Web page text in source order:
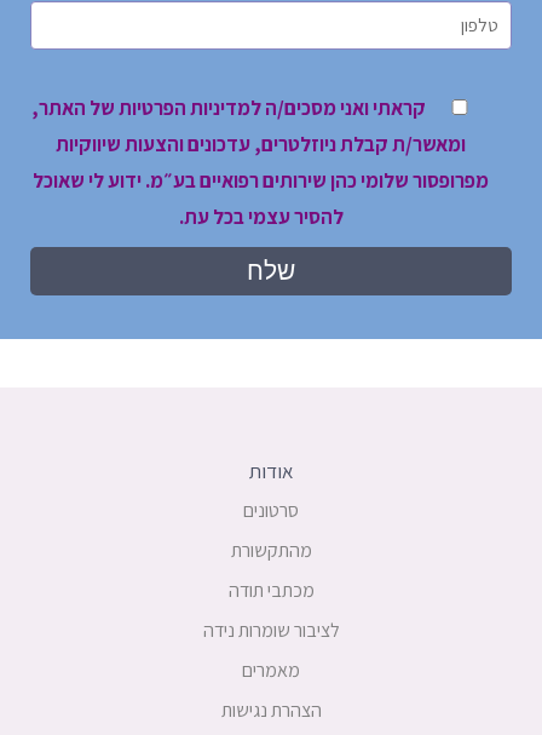
קראתי ואני מסכים/ה למדיניות הפרטיות של האתר,
ומאשר/ת קבלת ניוזלטרים, עדכונים והצעות שיווקיות
מפרופסור שלומי כהן שירותים רפואיים בע״מ. ידוע לי שאוכל
להסיר עצמי בכל עת.
אודות
סרטונים
מהתקשורת
מכתבי תודה
לציבור שומרות נידה
מאמרים
הצהרת נגישות